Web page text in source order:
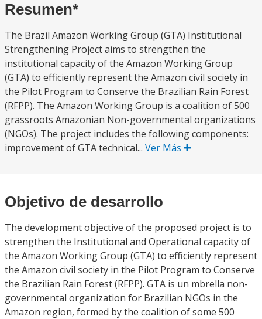
Resumen*
The Brazil Amazon Working Group (GTA) Institutional
Strengthening Project aims to strengthen the
institutional capacity of the Amazon Working Group
(GTA) to efficiently represent the Amazon civil society in
the Pilot Program to Conserve the Brazilian Rain Forest
(RFPP). The Amazon Working Group is a coalition of 500
grassroots Amazonian Non-governmental organizations
(NGOs). The project includes the following components:
improvement of GTA technical... Ver Más
Objetivo de desarrollo
The development objective of the proposed project is to
strengthen the Institutional and Operational capacity of
the Amazon Working Group (GTA) to efficiently represent
the Amazon civil society in the Pilot Program to Conserve
the Brazilian Rain Forest (RFPP). GTA is un mbrella non-
governmental organization for Brazilian NGOs in the
Amazon region, formed by the coalition of some 500